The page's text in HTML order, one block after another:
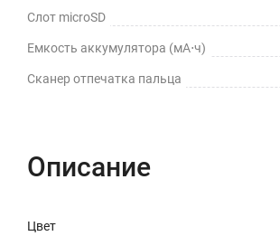
Слот microSD
Емкость аккумулятора (мА⋅ч)
Сканер отпечатка пальца
Описание
Цвет